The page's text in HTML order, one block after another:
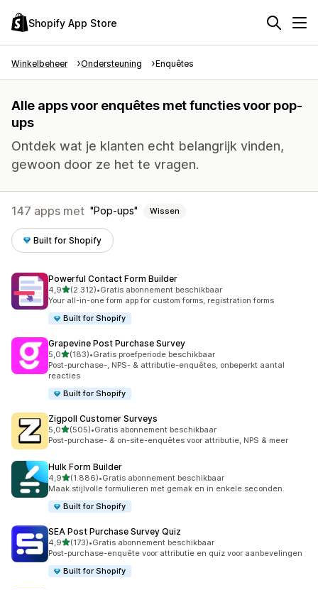
Shopify App Store
Winkelbeheer Ondersteuning Enquêtes
Alle apps voor enquêtes met functies voor pop-
ups
Ontdek wat je klanten echt belangrijk vinden,
gewoon door ze het te vragen.
147 apps met Pop-ups Wissen
Built for Shopify
Powerful Contact Form Builder
4,9van 5 sterren
(2.312)
2312 recensies in totaal
•Gratis abonnement beschikbaar
Your all-in-one form app for custom forms, registration forms
Built for Shopify
Grapevine Post Purchase Survey
5,0van 5 sterren
(183)
183 recensies in totaal
•Gratis proefperiode beschikbaar
Post-purchase-, NPS- & attributie-enquêtes, onbeperkt aantal
reacties
Built for Shopify
Zigpoll Customer Surveys
5,0van 5 sterren
(505)
505 recensies in totaal
•Gratis abonnement beschikbaar
Post-purchase- & on-site-enquêtes voor attributie, NPS & meer
Hulk Form Builder
4,9van 5 sterren
(1.886)
1886 recensies in totaal
•Gratis abonnement beschikbaar
Maak stijlvolle formulieren met gemak en in enkele seconden.
Built for Shopify
SEA Post Purchase Survey Quiz
4,9van 5 sterren
(173)
173 recensies in totaal
•Gratis abonnement beschikbaar
Post-purchase-enquête voor attributie en quiz voor aanbevelingen
Built for Shopify